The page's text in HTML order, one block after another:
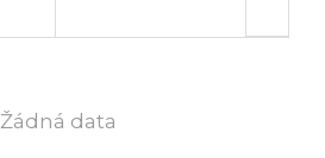
Žádná data